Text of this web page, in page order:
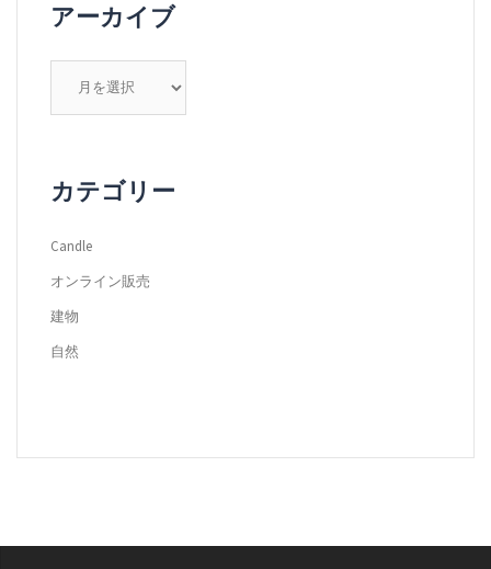
アーカイブ
カ
カテゴリー
Candle
オンライン販売
建物
自然